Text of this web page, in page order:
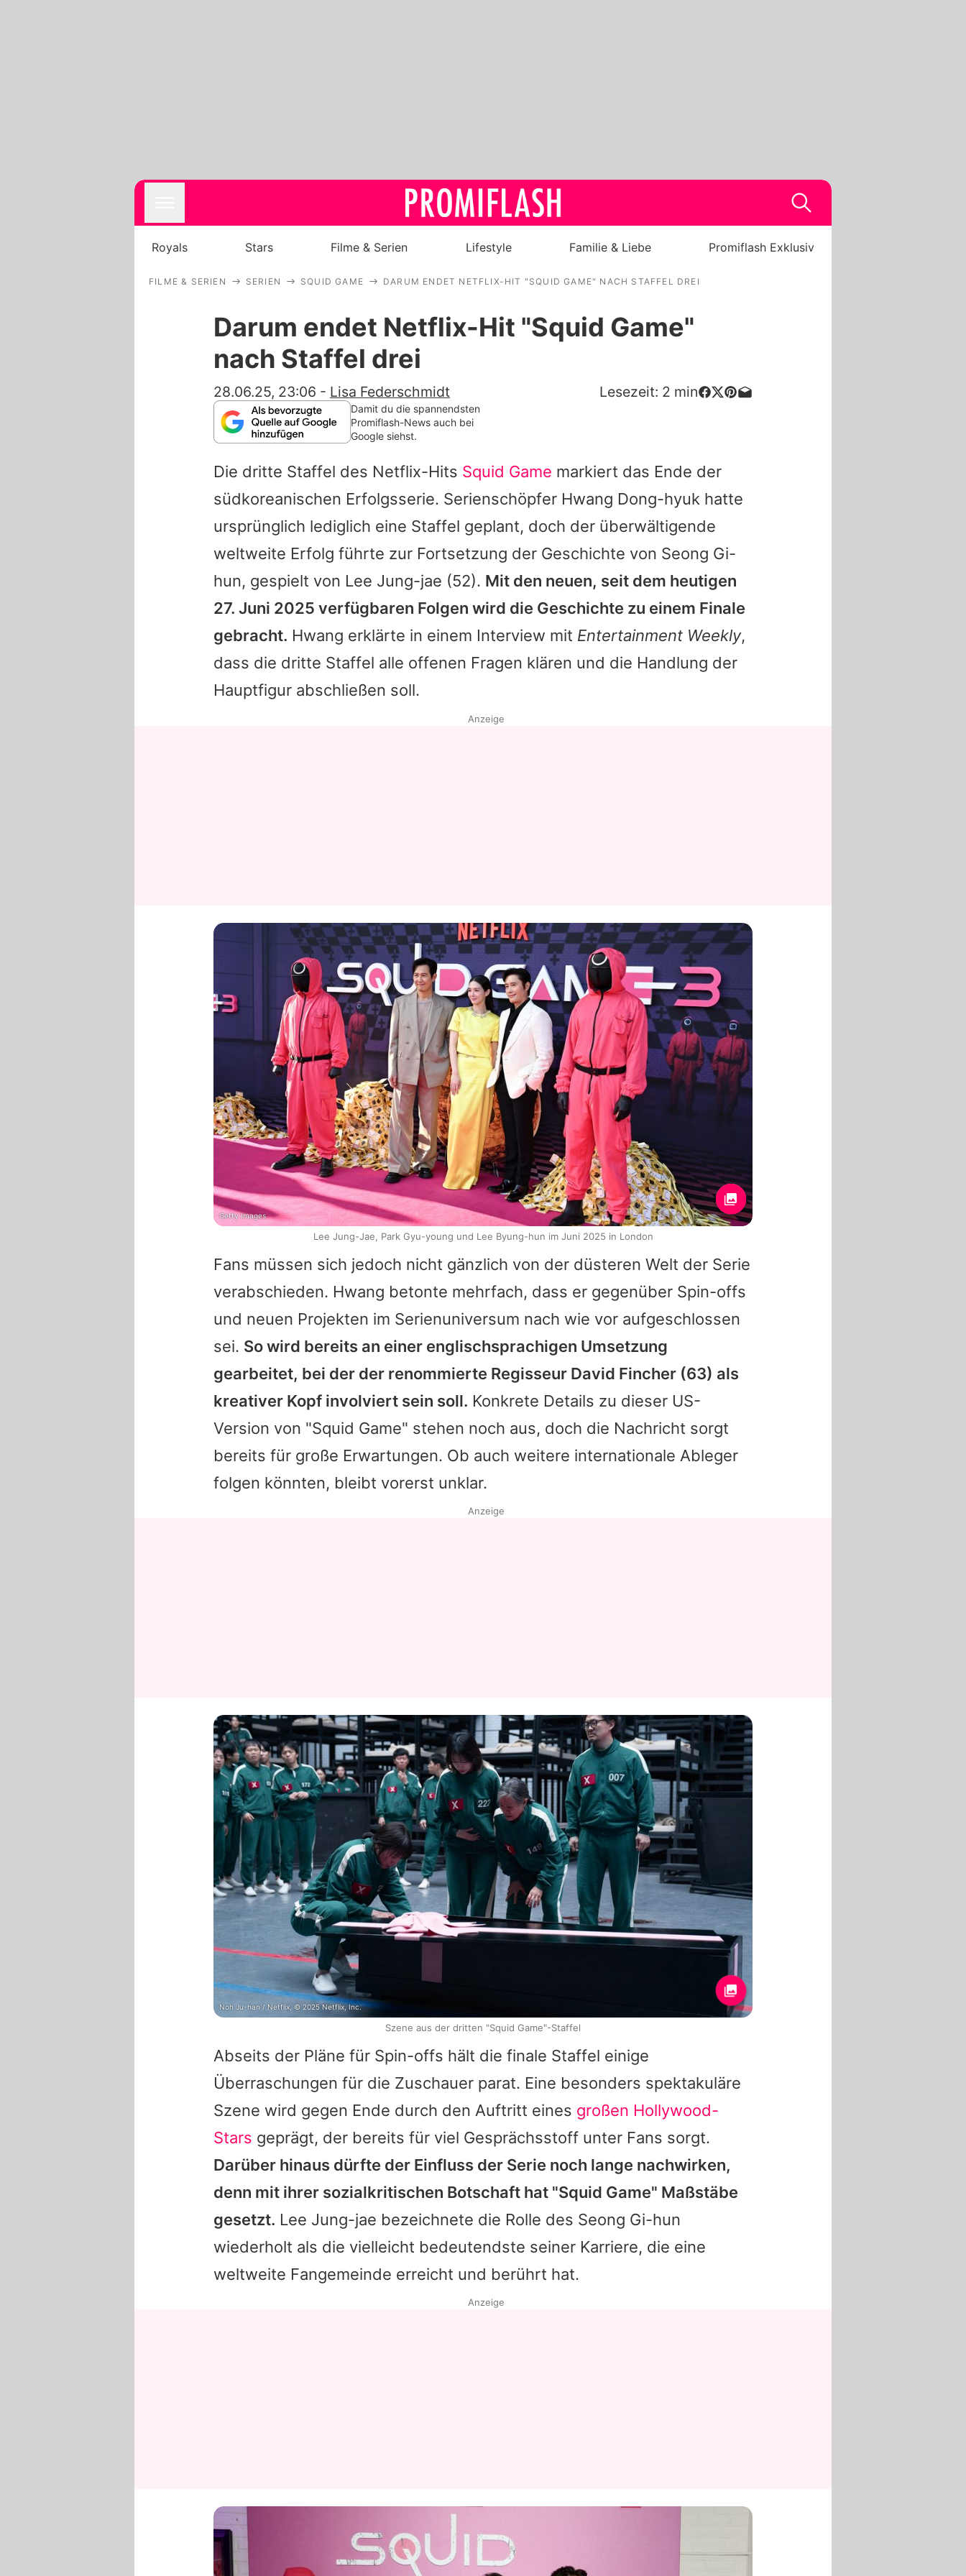
Royals
Stars
Familie & Liebe
Alle Themen auf Promiflash
App runterladen
Team
Redaktionelle Richtlinien
Impressum
Datenschutzerklärung
Nutzungsbedingungen
Royals Stars Filme & Serien Lifestyle Familie & Liebe Promiflash Exklusiv
FILME & SERIEN SERIEN SQUID GAME DARUM ENDET NETFLIX-HIT "SQUID GAME" NACH STAFFEL DREI
Darum endet Netflix-Hit "Squid Game"
nach Staffel drei
28.06.25, 23:06 - Lisa Federschmidt Lesezeit: 2 min
Damit du die spannendsten
Promiflash-News auch bei
Google siehst.
Die dritte Staffel des Netflix-Hits Squid Game markiert das Ende der
südkoreanischen Erfolgsserie. Serienschöpfer Hwang Dong-hyuk hatte
ursprünglich lediglich eine Staffel geplant, doch der überwältigende
weltweite Erfolg führte zur Fortsetzung der Geschichte von Seong Gi-
hun, gespielt von Lee Jung-jae (52). Mit den neuen, seit dem heutigen
27. Juni 2025 verfügbaren Folgen wird die Geschichte zu einem Finale
gebracht. Hwang erklärte in einem Interview mit Entertainment Weekly,
dass die dritte Staffel alle offenen Fragen klären und die Handlung der
Hauptfigur abschließen soll.
Fans müssen sich jedoch nicht gänzlich von der düsteren Welt der Serie
verabschieden. Hwang betonte mehrfach, dass er gegenüber Spin-offs
und neuen Projekten im Serienuniversum nach wie vor aufgeschlossen
sei. So wird bereits an einer englischsprachigen Umsetzung
gearbeitet, bei der der renommierte Regisseur David Fincher (63) als
kreativer Kopf involviert sein soll. Konkrete Details zu dieser US-
Version von "Squid Game" stehen noch aus, doch die Nachricht sorgt
bereits für große Erwartungen. Ob auch weitere internationale Ableger
folgen könnten, bleibt vorerst unklar.
Abseits der Pläne für Spin-offs hält die finale Staffel einige
Überraschungen für die Zuschauer parat. Eine besonders spektakuläre
Szene wird gegen Ende durch den Auftritt eines großen Hollywood-
Stars geprägt, der bereits für viel Gesprächsstoff unter Fans sorgt.
Darüber hinaus dürfte der Einfluss der Serie noch lange nachwirken,
denn mit ihrer sozialkritischen Botschaft hat "Squid Game" Maßstäbe
gesetzt. Lee Jung-jae bezeichnete die Rolle des Seong Gi-hun
wiederholt als die vielleicht bedeutendste seiner Karriere, die eine
weltweite Fangemeinde erreicht und berührt hat.
Anzeige
Getty Images
Lee Jung-Jae, Park Gyu-young und Lee Byung-hun im Juni 2025 in London
Anzeige
Noh Ju-han / Netflix, © 2025 Netflix, Inc.
Szene aus der dritten "Squid Game"-Staffel
Anzeige